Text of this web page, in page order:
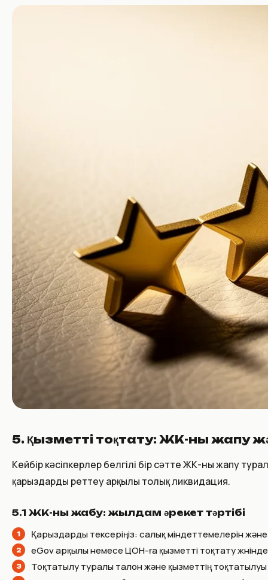
5. Қызметті тоқтату: ЖК-ны жапу
Кейбір кәсіпкерлер белгілі бір сәтте ЖК-ны жапу
қарыздарды реттеу арқылы толық ликвидация.
5.1 ЖК-ны жабу: жылдам әрекет тәртібі
Қарыздарды тексеріңіз: салық міндеттемелерін
eGov арқылы немесе ЦОН-ға қызметті тоқтату жөнінде
Тоқтатылу туралы талон және қызметтің тоқтатылуы